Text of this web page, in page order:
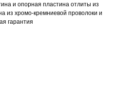
и опорная пластина отлиты из
из хромо-кремниевой проволоки и
гарантия